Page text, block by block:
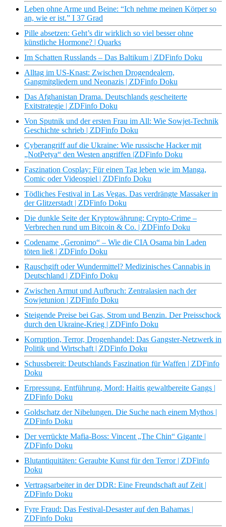
Leben ohne Arme und Beine: “Ich nehme meinen Körper so
an, wie er ist.” I 37 Grad
Pille absetzen: Geht’s dir wirklich so viel besser ohne
künstliche Hormone? | Quarks
Im Schatten Russlands – Das Baltikum | ZDFinfo Doku
Alltag im US-Knast: Zwischen Drogendealern,
Gangmitgliedern und Neonazis | ZDFinfo Doku
Das Afghanistan Drama. Deutschlands gescheiterte
Exitstrategie | ZDFinfo Doku
Von Sputnik und der ersten Frau im All: Wie Sowjet-Technik
Geschichte schrieb | ZDFinfo Doku
Cyberangriff auf die Ukraine: Wie russische Hacker mit
„NotPetya“ den Westen angriffen |ZDFinfo Doku
Faszination Cosplay: Für einen Tag leben wie im Manga,
Comic oder Videospiel | ZDFinfo Doku
Tödliches Festival in Las Vegas. Das verdrängte Massaker in
der Glitzerstadt | ZDFinfo Doku
Die dunkle Seite der Kryptowährung: Crypto-Crime –
Verbrechen rund um Bitcoin & Co. | ZDFinfo Doku
Codename „Geronimo“ – Wie die CIA Osama bin Laden
töten ließ | ZDFinfo Doku
Rauschgift oder Wundermittel? Medizinisches Cannabis in
Deutschland | ZDFinfo Doku
Zwischen Armut und Aufbruch: Zentralasien nach der
Sowjetunion | ZDFinfo Doku
Steigende Preise bei Gas, Strom und Benzin. Der Preisschock
durch den Ukraine-Krieg | ZDFinfo Doku
Korruption, Terror, Drogenhandel: Das Gangster-Netzwerk in
Politik und Wirtschaft | ZDFinfo Doku
Schussbereit: Deutschlands Faszination für Waffen | ZDFinfo
Doku
Erpressung, Entführung, Mord: Haitis gewaltbereite Gangs |
ZDFinfo Doku
Goldschatz der Nibelungen. Die Suche nach einem Mythos |
ZDFinfo Doku
Der verrückte Mafia-Boss: Vincent „The Chin“ Gigante |
ZDFinfo Doku
Blutantiquitäten: Geraubte Kunst für den Terror | ZDFinfo
Doku
Vertragsarbeiter in der DDR: Eine Freundschaft auf Zeit |
ZDFinfo Doku
Fyre Fraud: Das Festival-Desaster auf den Bahamas |
ZDFinfo Doku